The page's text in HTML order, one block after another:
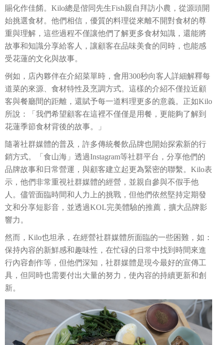
賜化作佳餚。Kilo總是偕同先生Fish親自拜訪小農，從源頭開
始挑選食材。他們相信，優質的料理從來離不開對食材的尊
重與理解，這些過程不僅讓他們了解更多食材知識，還能將
故事和知識分享給客人，讓顧客在品味美食的同時，也能感
受花蓮的文化與故事。
例如，店內夥伴在介紹菜單時，會用300秒向客人詳細解釋每
道菜的來源、食材特性及烹調方式。這樣的介紹不僅拉近顧
客與餐廳間的距離，還賦予每一道料理更多的意義。正如Kilo
所說：「我們希望顧客在這裡不僅僅是用餐，更能夠了解到
花蓮季節食材背後的故事。」
隨著社群媒體的普及，許多傳統餐飲品牌也開始探索新的行
銷方式。「食山海」透過Instagram等社群平台，分享他們的
品牌故事和日常營運，與顧客建立起更為緊密的聯繫。Kilo表
示，他們非常重視社群媒體的經營，並親自參與不假手他
人。儘管面臨時間和人力上的挑戰，但他們依然堅持定期發
文和分享短影音，並透過KOL完美體驗的推薦，擴大品牌影
響力。
然而，Kilo也坦承，在經營社群媒體所面臨的一些困難，如：
保持內容的新鮮感和趣味性，在忙碌的日常中找到時間來進
行內容創作等，但他們深知，社群媒體是現今最好的宣傳工
具，但同時也需要付出大量的努力，使內容的持續更新和創
新。